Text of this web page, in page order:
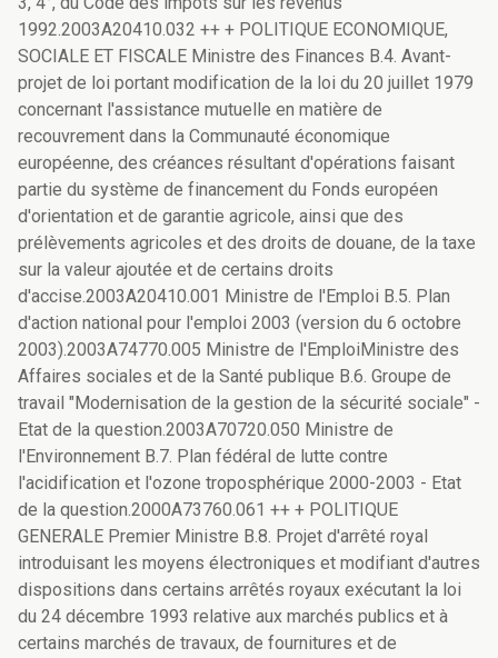
1992.2003A20410.032 ++ + POLITIQUE ECONOMIQUE,
SOCIALE ET FISCALE Ministre des Finances B.4. Avant-
projet de loi portant modification de la loi du 20 juillet 1979
concernant l'assistance mutuelle en matière de
recouvrement dans la Communauté économique
européenne, des créances résultant d'opérations faisant
partie du système de financement du Fonds européen
d'orientation et de garantie agricole, ainsi que des
prélèvements agricoles et des droits de douane, de la taxe
sur la valeur ajoutée et de certains droits
d'accise.2003A20410.001 Ministre de l'Emploi B.5. Plan
d'action national pour l'emploi 2003 (version du 6 octobre
2003).2003A74770.005 Ministre de l'EmploiMinistre des
Affaires sociales et de la Santé publique B.6. Groupe de
travail "Modernisation de la gestion de la sécurité sociale" -
Etat de la question.2003A70720.050 Ministre de
l'Environnement B.7. Plan fédéral de lutte contre
l'acidification et l'ozone troposphérique 2000-2003 - Etat
de la question.2000A73760.061 ++ + POLITIQUE
GENERALE Premier Ministre B.8. Projet d'arrêté royal
introduisant les moyens électroniques et modifiant d'autres
dispositions dans certains arrêtés royaux exécutant la loi
du 24 décembre 1993 relative aux marchés publics et à
certains marchés de travaux, de fournitures et de